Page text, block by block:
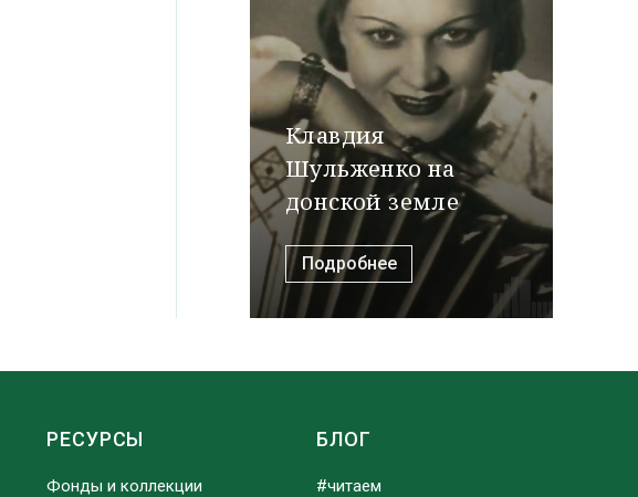
Клавдия
Шульженко на
донской земле
Подробнее
РЕСУРСЫ
Фонды и коллекции
БЛОГ
#читаем